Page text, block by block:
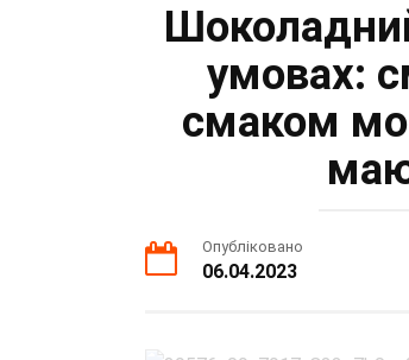
умовах:
смаком
Опубліковано
06.04.2023